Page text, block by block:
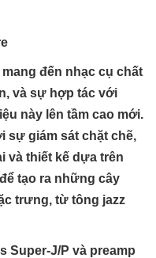
đến nhạc cụ chất
và sự hợp tác với
này lên tầm cao mới.
sự giám sát chặt chẽ,
và thiết kế dựa trên
tạo ra những cây
trưng, từ tông jazz
Super-J/P và preamp